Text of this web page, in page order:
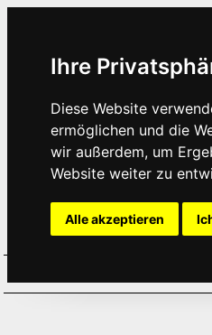
Ihre
Diese Website
ermöglichen und die
wir außerdem, um
Website weiter zu
Alle akzeptieren